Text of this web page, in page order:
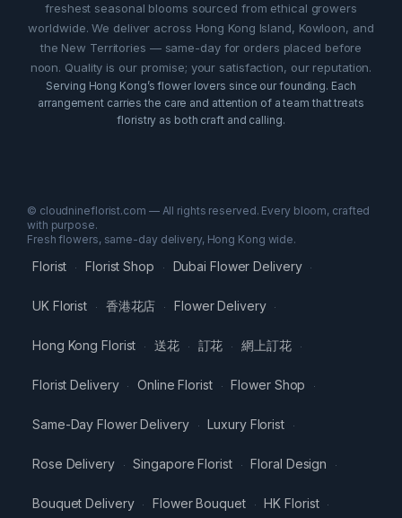
freshest seasonal blooms sourced from ethical growers
worldwide. We deliver across Hong Kong Island, Kowloon, and
the New Territories — same-day for orders placed before
noon. Quality is our promise; your satisfaction, our reputation.
Serving Hong Kong’s flower lovers since our founding. Each
arrangement carries the care and attention of a team that treats
floristry as both craft and calling.
© cloudnineflorist.com — All rights reserved. Every bloom, crafted
with purpose.
Fresh flowers, same-day delivery, Hong Kong wide.
Florist · Florist Shop · Dubai Flower Delivery ·
UK Florist · 香港花店 · Flower Delivery ·
Hong Kong Florist · 送花 · 訂花 · 網上訂花 ·
Florist Delivery · Online Florist · Flower Shop ·
Same-Day Flower Delivery · Luxury Florist ·
Rose Delivery · Singapore Florist · Floral Design ·
Bouquet Delivery · Flower Bouquet · HK Florist ·